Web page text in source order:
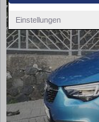
Einstellungen